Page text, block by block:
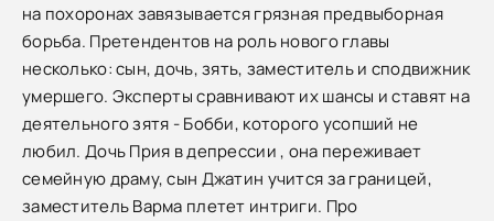
на похоронах завязывается грязная предвыборная
борьба. Претендентов на роль нового главы
несколько: сын, дочь, зять, заместитель и сподвижник
умершего. Эксперты сравнивают их шансы и ставят на
деятельного зятя - Бобби, которого усопший не
любил. Дочь Прия в депрессии , она переживает
семейную драму, сын Джатин учится за границей,
заместитель Варма плетет интриги. Про